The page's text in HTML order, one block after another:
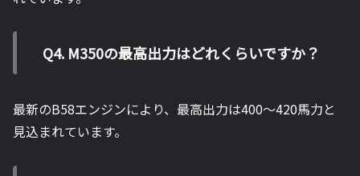
Q4. M350の最高出力はどれくらいですか？
最新のB58エンジンにより、最高出力は400〜420馬力と
見込まれています。